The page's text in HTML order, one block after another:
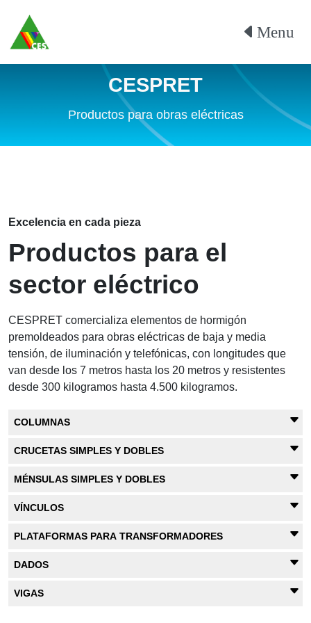
Menu
CESPRET
Productos para obras eléctricas
Excelencia en cada pieza
Productos para el
sector eléctrico
CESPRET comercializa elementos de hormigón
premoldeados para obras eléctricas de baja y media
tensión, de iluminación y telefónicas, con longitudes que
van desde los 7 metros hasta los 20 metros y resistentes
desde 300 kilogramos hasta 4.500 kilogramos.
COLUMNAS
CRUCETAS SIMPLES Y DOBLES
MÉNSULAS SIMPLES Y DOBLES
VÍNCULOS
PLATAFORMAS PARA TRANSFORMADORES
DADOS
VIGAS